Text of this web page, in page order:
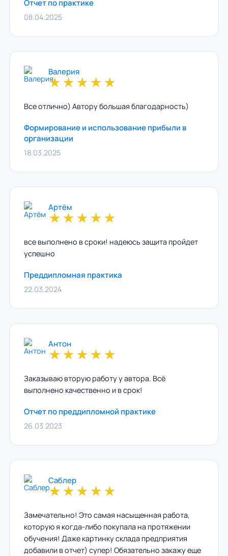
Отчет по практике
08.04.2025
Валерия
★★★★★
Все отлично) Автору большая благодарность)
Формирование и использование прибыли в
организации
18.03.2025
Артём
★★★★★
все выполнено в сроки! надеюсь защита пройдет
успешно
Преддипломная практика
22.03.2024
Антон
★★★★★
Заказываю вторую работу у автора. Всё
выполнено качественно и в срок!
Отчет по преддипломной практике
26.03.2023
Саблер
★★★★★
Замечательно! Это самая насыщенная работа,
которую я когда-либо покупала на протяжении
обучения! Даже картинку склада предприятия
добавили в отчет) супер! Обязательно закажу еще